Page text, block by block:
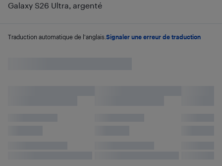
Galaxy S26 Ultra, argenté
Traduction automatique de l'anglais. Signaler une erreur de traduction